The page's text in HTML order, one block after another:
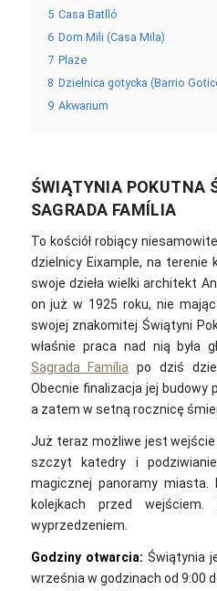
5 Casa Batlló
6 Dom Mili (Casa Mila)
7 Plaże
8 Dzielnica gotycka (Barrio
9 Akwarium
ŚWIĄTYNIA POKUTNA
SAGRADA FAMÍLIA
To kościół robiący
dzielnicy Eixample, na terenie
swoje dzieła wielki architekt
on już w 1925 roku, nie
swojej znakomitej Świątyni
właśnie praca nad nią była
Sagrada Família po dziś
Obecnie finalizacja jej budowy
a zatem w setną rocznicę
Już teraz możliwe jest
szczyt katedry i
magicznej panoramy miasta.
kolejkach przed
wyprzedzeniem.
Godziny otwarcia: Świątynia
września w godzinach od 9:00